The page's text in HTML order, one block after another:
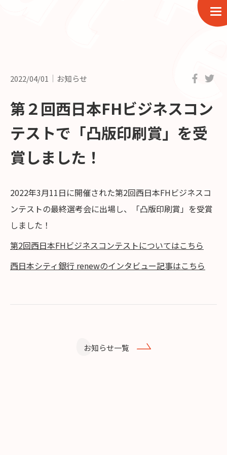
2022/04/01 お知らせ
第２回西日本FHビジネスコン
テストで「凸版印刷賞」を受
賞しました！
2022年3月11日に開催された第2回西日本FHビジネスコ
ンテストの最終選考会に出場し、「凸版印刷賞」を受賞
しました！
第2回西日本FHビジネスコンテストについてはこちら
西日本シティ銀行 renewのインタビュー記事はこちら
お知らせ一覧